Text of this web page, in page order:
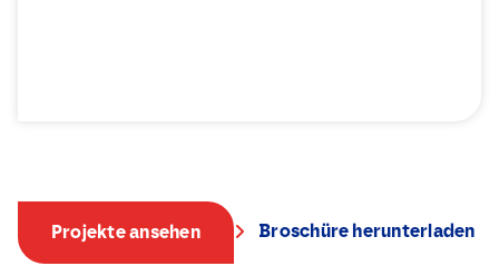
Projekte ansehen Broschüre herunterladen